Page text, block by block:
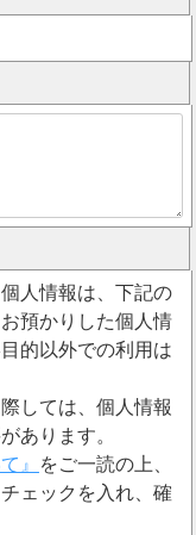
人情報は、下記の
預かりした個人情
的以外での利用は
しては、個人情報
あります。
』
をご一読の上、
ェックを入れ、確